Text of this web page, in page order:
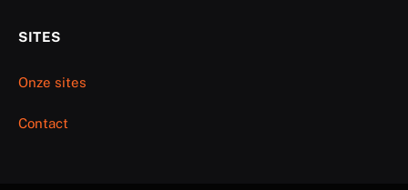
SITES
Onze sites
Contact